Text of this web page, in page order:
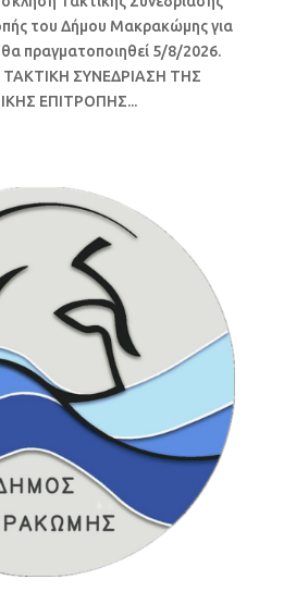
του Δήμου Μακρακώμης για
πραγματοποιηθεί 5/8/2026.
ΣΥΝΕΔΡΙΑΣΗ ΤΗΣ
ΕΠΙΤΡΟΠΗΣ...